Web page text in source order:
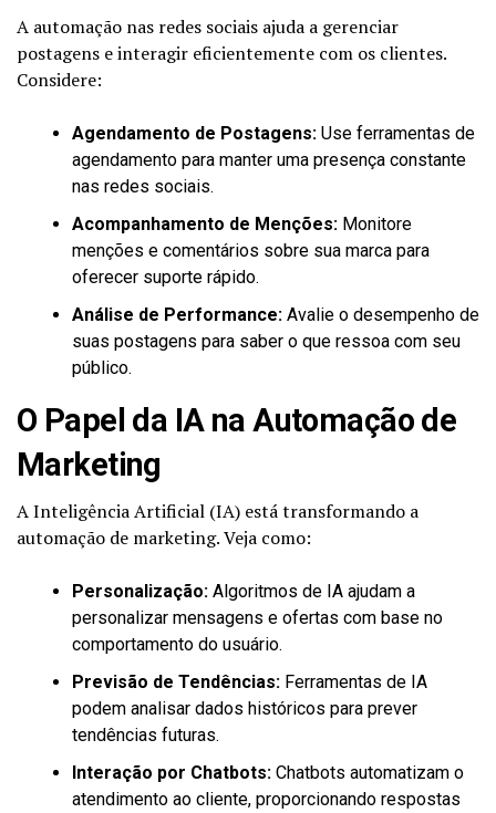
A automação nas redes sociais ajuda a gerenciar
postagens e interagir eficientemente com os clientes.
Considere:
Agendamento de Postagens: Use ferramentas de
agendamento para manter uma presença constante
nas redes sociais.
Acompanhamento de Menções: Monitore
menções e comentários sobre sua marca para
oferecer suporte rápido.
Análise de Performance: Avalie o desempenho de
suas postagens para saber o que ressoa com seu
público.
O Papel da IA na Automação de
Marketing
A Inteligência Artificial (IA) está transformando a
automação de marketing. Veja como:
Personalização: Algoritmos de IA ajudam a
personalizar mensagens e ofertas com base no
comportamento do usuário.
Previsão de Tendências: Ferramentas de IA
podem analisar dados históricos para prever
tendências futuras.
Interação por Chatbots: Chatbots automatizam o
atendimento ao cliente, proporcionando respostas